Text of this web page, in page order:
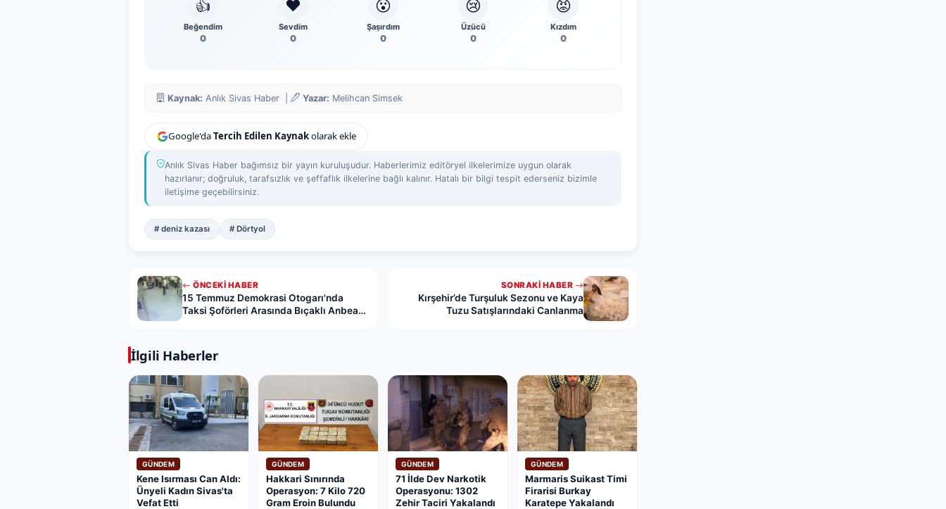
👍
Beğendim
0
❤️
Sevdim
0
😮
Şaşırdım
0
😢
Üzücü
0
😡
Kızdım
0
Kaynak: Anlık Sivas Haber | Yazar: Melihcan Simsek
Google'daTercih Edilen Kaynakolarak ekle
Anlık Sivas Haber bağımsız bir yayın kuruluşudur. Haberlerimiz editöryel ilkelerimize uygun olarak
hazırlanır; doğruluk, tarafsızlık ve şeffaflık ilkelerine bağlı kalınır. Hatalı bir bilgi tespit ederseniz bizimle
iletişime geçebilirsiniz.
# deniz kazası # Dörtyol
ÖNCEKI HABER
15 Temmuz Demokrasi Otogarı'nda
Taksi Şoförleri Arasında Bıçaklı Anbean
SONRAKI HABER
Kırşehir’de Turşuluk Sezonu ve Kaya
Tuzu Satışlarındaki Canlanma
İlgili Haberler
GÜNDEM
Kene Isırması Can Aldı:
Ünyeli Kadın Sivas'ta
Vefat Etti
GÜNDEM
Hakkari Sınırında
Operasyon: 7 Kilo 720
Gram Eroin Bulundu
GÜNDEM
71 İlde Dev Narkotik
Operasyonu: 1302
Zehir Taciri Yakalandı
GÜNDEM
Marmaris Suikast Timi
Firarisi Burkay
Karatepe Yakalandı